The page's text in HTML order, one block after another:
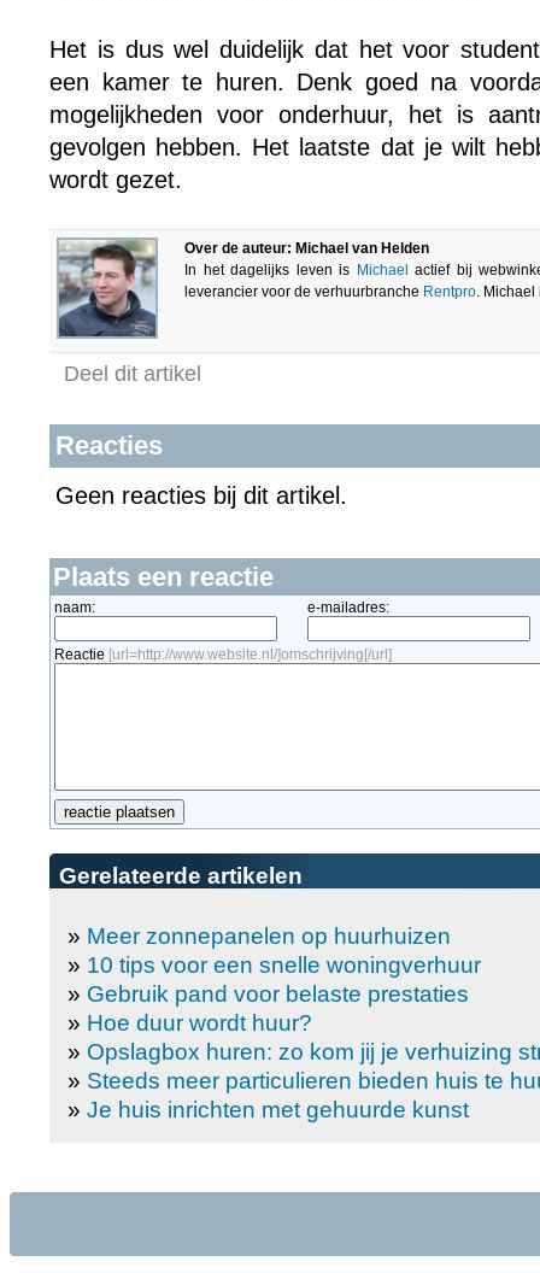
Het is dus wel duidelijk dat het voor
een kamer te huren. Denk goed na
mogelijkheden voor onderhuur, het is
gevolgen hebben. Het laatste dat je wilt
wordt gezet.
Over de auteur: Michael van Helden
In het dagelijks leven is Michael
actief bij
leverancier voor de verhuurbranche Rentpro.
Deel dit artikel
Reacties
Geen reacties bij dit artikel.
Plaats een reactie
naam: e-mailadres:
Reactie [url=http://www.website.nl/]omschrijving[/url]
Gerelateerde artikelen
» Meer zonnepanelen op huurhuizen
» 10 tips voor een snelle woningverhuur
» Gebruik pand voor belaste prestaties
» Hoe duur wordt huur?
» Opslagbox huren: zo kom jij je verhuizing
» Steeds meer particulieren bieden huis te
» Je huis inrichten met gehuurde kunst